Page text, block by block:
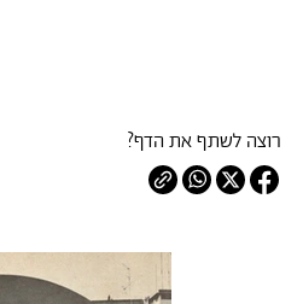
רוצה לשתף את הדף?